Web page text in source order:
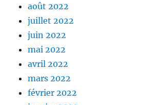
août 2022
juillet 2022
juin 2022
mai 2022
avril 2022
mars 2022
février 2022